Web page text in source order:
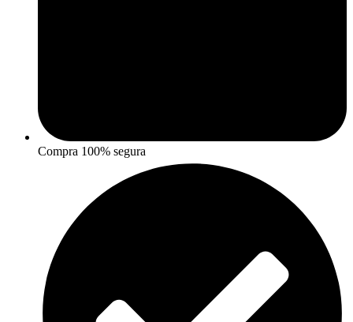
Compra 100% segura